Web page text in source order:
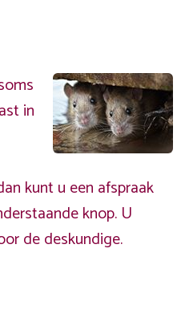
in
kunt u een afspraak
knop. U
de deskundige.